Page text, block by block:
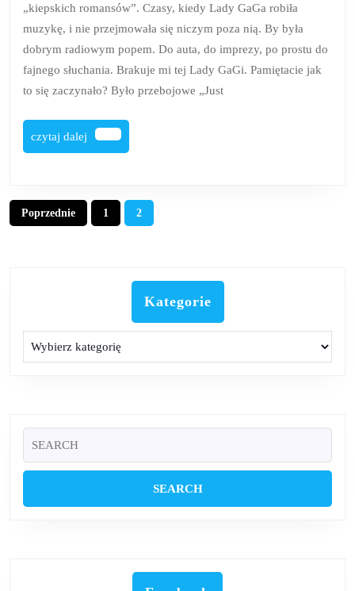
Lady
GaGa?
„kiepskich romansów”. Czasy, kiedy Lady GaGa robiła
muzykę, i nie przejmowała się niczym poza nią. By była
dobrym radiowym popem. Do auta, do imprezy, po prostu do
fajnego słuchania. Brakuje mi tej Lady GaGi. Pamiętacie jak
to się zaczynało? Było przebojowe „Just
czytaj dalej
czytaj
dalej
Stronicowanie
wpisów
Poprzednie 1 2
Kategorie
for: